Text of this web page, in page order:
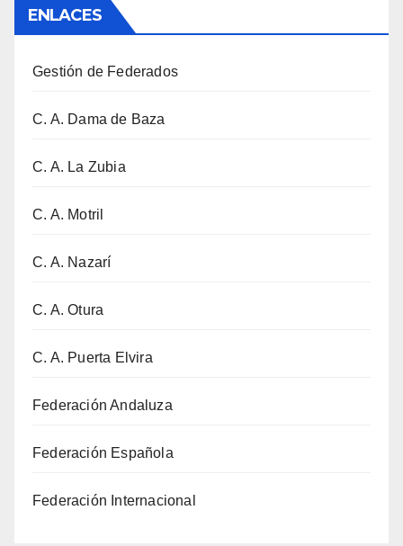
ENLACES
Gestión de Federados
C. A. Dama de Baza
C. A. La Zubia
C. A. Motril
C. A. Nazarí
C. A. Otura
C. A. Puerta Elvira
Federación Andaluza
Federación Española
Federación Internacional